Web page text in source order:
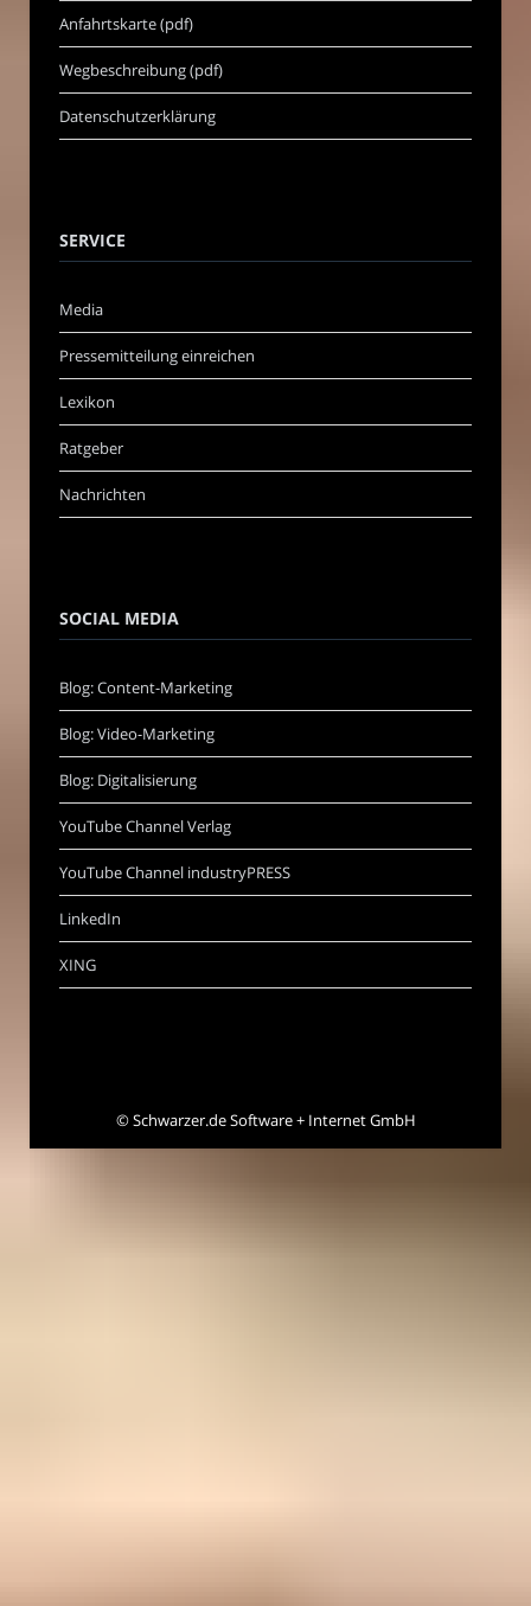
Anfahrtskarte (pdf)
Wegbeschreibung (pdf)
Datenschutzerklärung
SERVICE
Media
Pressemitteilung einreichen
Lexikon
Ratgeber
Nachrichten
SOCIAL MEDIA
Blog: Content-Marketing
Blog: Video-Marketing
Blog: Digitalisierung
YouTube Channel Verlag
YouTube Channel industryPRESS
LinkedIn
XING
©Schwarzer.de Software + Internet GmbH